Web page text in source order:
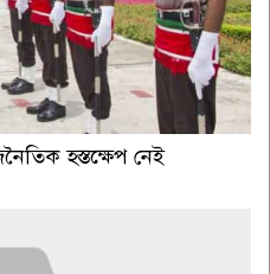
হস্তক্ষেপ নেই